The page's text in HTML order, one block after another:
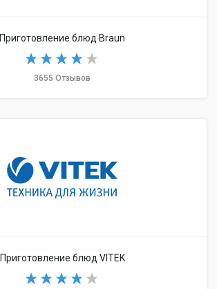
Приготовление блюд Braun
3655 Отзывов
Приготовление блюд VITEK